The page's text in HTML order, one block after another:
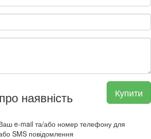
Купити
наявність
Ваш e-mail та/або номер телефону для
SMS повідомлення